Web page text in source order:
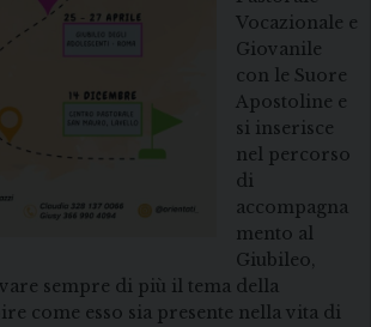
Vocazionale e
Giovanile
con le Suore
Apostoline e
si inserisce
nel percorso
di
accompagna
mento al
Giubileo,
sempre di più il tema della
come esso sia presente nella vita di